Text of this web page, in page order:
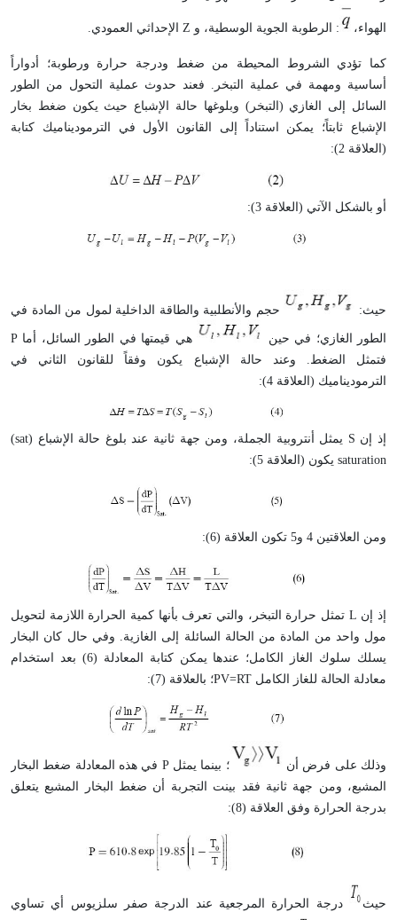
الهواء، : الرطوبة الجوية الوسطية، و Z الإحداثي العمودي.
كما تؤدي الشروط المحيطة من ضغط ودرجة حرارة ورطوبة؛ أدواراً
أساسية ومهمة في عملية التبخر. فعند حدوث عملية التحول من الطور
السائل إلى الغازي (التبخر) وبلوغها حالة الإشباع حيث يكون ضغط بخار
الإشباع ثابتاً؛ يمكن استناداً إلى القانون الأول في الترموديناميك كتابة
(العلاقة 2):
أو بالشكل الآتي (العلاقة 3):
حيث: حجم والأنطلبية والطاقة الداخلية لمول من المادة في
الطور الغازي؛ في حين
هي قيمتها في الطور السائل، أما P
فتمثل الضغط. وعند حالة الإشباع يكون وفقاً للقانون الثاني في
الترموديناميك (العلاقة 4):
إذ إن S يمثل أنتروبية الجملة، ومن جهة ثانية عند بلوغ حالة الإشباع (sat)
saturation يكون (العلاقة 5):
ومن العلاقتين 4 و5 تكون العلاقة (6):
إذ إن L تمثل حرارة التبخر، والتي تعرف بأنها كمية الحرارة اللازمة لتحويل
مول واحد من المادة من الحالة السائلة إلى الغازية. وفي حال كان البخار
يسلك سلوك الغاز الكامل؛ عندها يمكن كتابة المعادلة (6) بعد استخدام
معادلة الحالة للغاز الكامل PV=RT؛ بالعلاقة (7):
وذلك على فرض أن
؛ بينما يمثل P في هذه المعادلة ضغط البخار
المشبع، ومن جهة ثانية فقد بينت التجربة أن ضغط البخار المشبع يتعلق
بدرجة الحرارة وفق العلاقة (8):
حيث درجة الحرارة المرجعية عند الدرجة صفر سلزيوس أي تساوي